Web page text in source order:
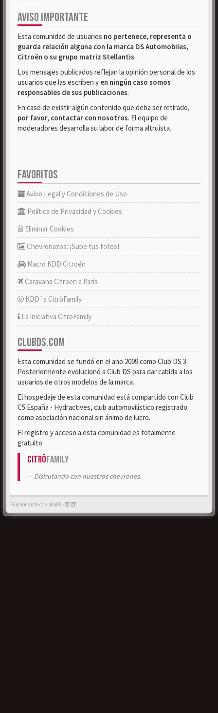
AVISO IMPORTANTE
Esta comunidad de usuarios no pertenece, representa o
guarda relación alguna con la marca DS Automobiles,
Citroën o su grupo matriz Stellantis.
Los mensajes publicados reflejan la opinión personal de los
usuarios que las escriben y en ningún caso somos
responsables de sus publicaciones.
En caso de existir algún contenido que deba ser retirado,
por favor, contactar con nosotros. El equipo de
moderadores desarrolla su labor de forma altruista.
FAVORITOS
Aviso Legal y Condiciones de Uso
Política de Privacidad y Cookies
Eliminar Cookies
Chevronazos: ¡Sube tus fotos!
Macro KDD Citroën
Caravana Citroën a París
KDD´s CitröFamily
La iniciativa CitröFamily
CLUBDS.COM
Esta comunidad se fundó en el año 2009 como Club DS 3.
Posteriormente evolucionó a Club DS para dar cabida a los
usuarios de otros modelos de la marca.
El hospedaje de esta comunidad está compartido con Club
C5 España - Hydractives, club automovilístico registrado
como asociación nacional sin ánimo de lucro.
El registro y acceso a esta comunidad es totalmente
gratuito.
CitröFamily
Disfrutando con nuestros chevrones.
Funcionando con phpBB -